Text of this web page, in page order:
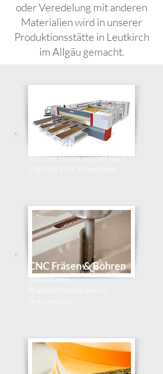
oder Veredelung mit anderen
Materialien wird in unserer
Produktionsstätte in Leutkirch
im Allgäu gemacht.
Holzzuschnitte
Präziser Holzzuschnitt nach
CNC Fräsen & Bohren
Individuelle